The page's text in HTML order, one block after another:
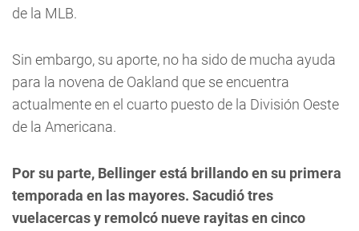
de la MLB.
Sin embargo, su aporte, no ha sido de mucha ayuda
para la novena de Oakland que se encuentra
actualmente en el cuarto puesto de la División Oeste
de la Americana.
Por su parte, Bellinger está brillando en su primera
temporada en las mayores. Sacudió tres
vuelacercas y remolcó nueve rayitas en cinco